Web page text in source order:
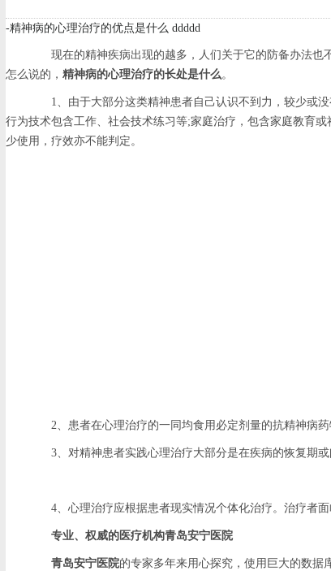
-精神病的心理治疗的优点是什么 ddddd
现在的精神疾病出现的越多，人们关于它的防备办法也
怎么说的， 精神病的心理治疗的长处是什么 。
1、由于大部分这类精神患者自己认识不到力，较少或没
行为技术包含工作、社会技术练习等;家庭治疗，包含家庭教育
少使用，疗效亦不能判定。
2、患者在心理治疗的一同均食用必定剂量的抗精神病药
3、对精神患者实践心理治疗大部分是在疾病的恢复期或
4、心理治疗应根据患者现实情况个体化治疗。治疗者面
专业、权威的医疗机构青岛安宁医院
青岛安宁医院的专家多年来用心探究，使用巨大的数据